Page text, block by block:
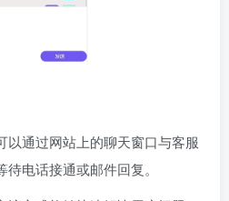
以通过网站上的聊天窗口与客服
电话接通或邮件回复。